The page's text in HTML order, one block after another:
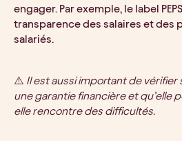
engager. Par exemple, le label
transparence des salaires et des
salariés.
⚠️ Il est aussi important de vérifier
une garantie financière et qu’elle
elle rencontre des difficultés.